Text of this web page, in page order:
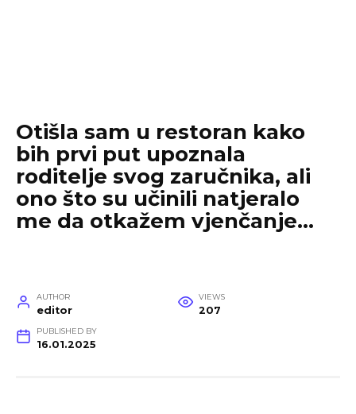
Otišla sam u restoran kako
bih prvi put upoznala
roditelje svog zaručnika, ali
ono što su učinili natjeralo
me da otkažem vjenčanje…
AUTHOR
editor
VIEWS
207
PUBLISHED BY
16.01.2025